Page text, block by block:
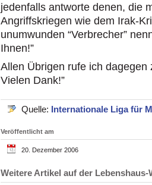
jedenfalls antworte denen, die
Angriffskriegen wie dem Irak-
unumwunden “Verbrecher”
Ihnen!”
Allen Übrigen rufe ich dagegen
Vielen Dank!”
Quelle: Internationale Liga für
Veröffentlicht am
20. Dezember 2006
Weitere Artikel auf der